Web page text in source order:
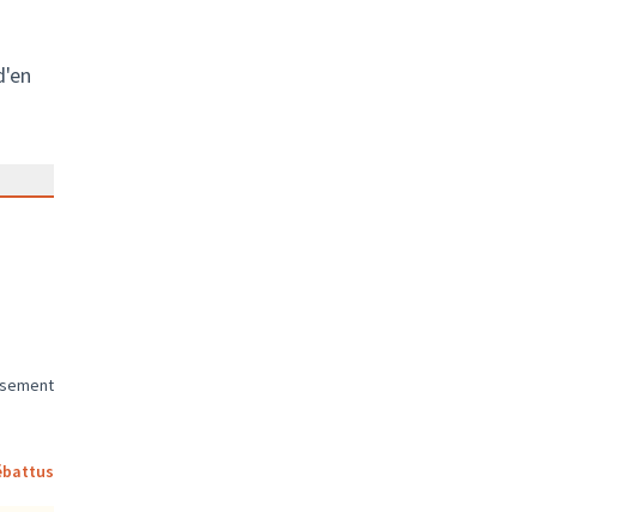
et patrimoine
pour la localisation : 3e arrondissement